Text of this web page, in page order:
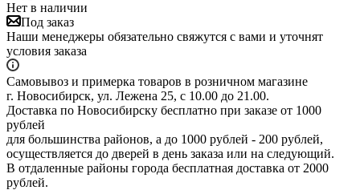
Нет в наличии
Под заказ
Наши менеджеры обязательно свяжутся с вами и уточнят
условия заказа
Самовывоз и примерка товаров в розничном магазине
г. Новосибирск, ул. Лежена 25, с 10.00 до 21.00.
Доставка по Новосибирску бесплатно при заказе от 1000
рублей
для большинства районов, а до 1000 рублей - 200 рублей,
осуществляется до дверей в день заказа или на следующий.
В отдаленные районы города бесплатная доставка от 2000
рублей.